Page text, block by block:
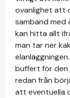
ovanlighet att
samband med
kan hitta allt
man tar ner
buffert för
redan från
att eventuella